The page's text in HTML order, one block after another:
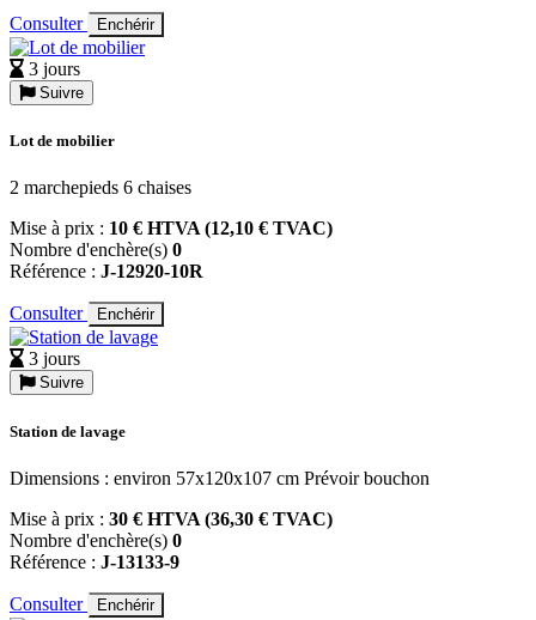
Consulter Enchérir
3 jours
Suivre
Lot de mobilier
2 marchepieds 6 chaises
Mise à prix : 10 € HTVA (12,10 € TVAC)
Nombre d'enchère(s) 0
Référence : J-12920-10R
Consulter Enchérir
3 jours
Suivre
Station de lavage
Dimensions : environ 57x120x107 cm Prévoir bouchon
Mise à prix : 30 € HTVA (36,30 € TVAC)
Nombre d'enchère(s) 0
Référence : J-13133-9
Consulter Enchérir